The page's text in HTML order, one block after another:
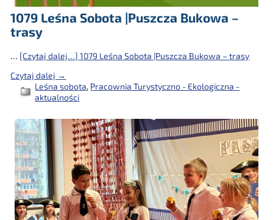
1079 Leśna Sobota |Puszcza Bukowa –
trasy
… [Czytaj dalej…] 1079 Leśna Sobota |Puszcza Bukowa – trasy
Czytaj dalej →
Leśna sobota, Pracownia Turystyczno - Ekologiczna -
aktualności